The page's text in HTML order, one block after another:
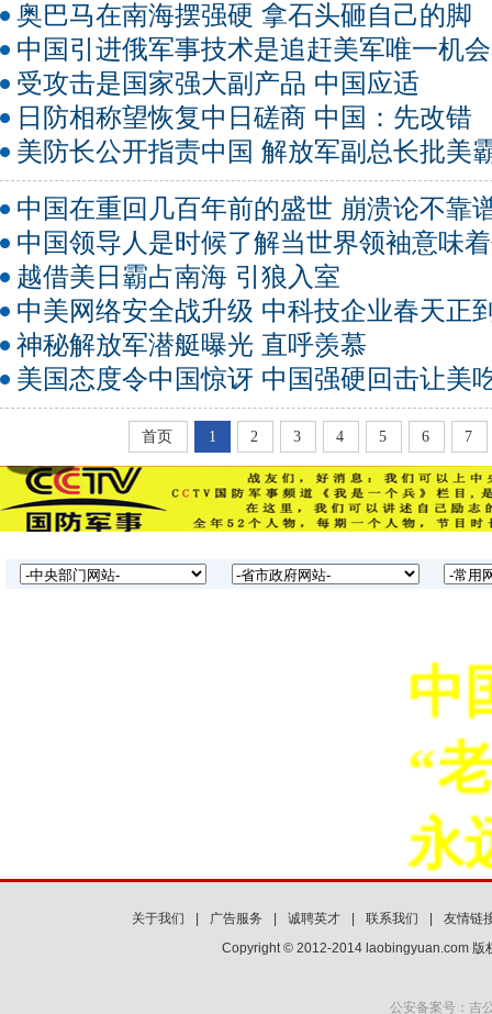
奥巴马在南海摆强硬 拿石头砸自己的脚
中国引进俄军事技术是追赶美军唯一机会
受攻击是国家强大副产品 中国应适
日防相称望恢复中日磋商 中国：先改错
美防长公开指责中国 解放军副总长批美
中国在重回几百年前的盛世 崩溃论不靠
中国领导人是时候了解当世界领袖意味
越借美日霸占南海 引狼入室
中美网络安全战升级 中科技企业春天正
神秘解放军潜艇曝光 直呼羡慕
美国态度令中国惊讶 中国强硬回击让美
首页 1 2 3 4 5 6 7
中
“
永
关于我们 广告服务 诚聘英才 联系我们
友情链
Copyright © 2012-2014 laobingyuan.com 版
公安备案号：吉